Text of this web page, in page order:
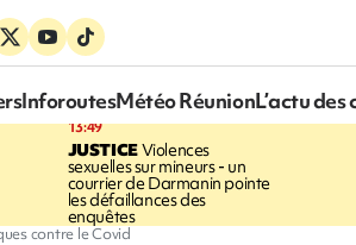
InforoutesMétéo RéunionL’actu
13:49
JUSTICEViolences
sexuelles sur mineurs - un
courrier de Darmanin pointe
les défaillances des
enquêtes
contre le Covid